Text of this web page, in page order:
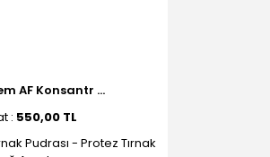
AF Konsantr ...
: 550,00 TL